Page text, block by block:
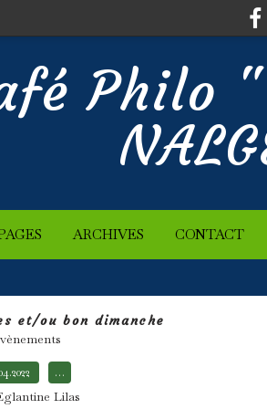
Philo
ARCHIVES CONTACT
et/ou bon dimanche
…
Lilas